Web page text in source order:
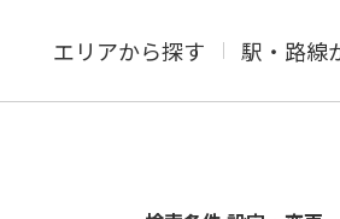
エリアから探す 駅・路線